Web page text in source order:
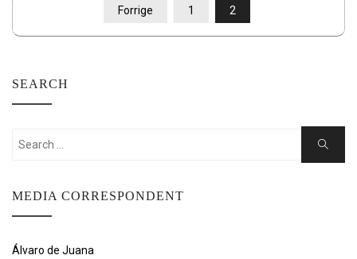
INDLÆGSINDDELING
Forrige 1 2
SEARCH
Search
Search
MEDIA CORRESPONDENT
Álvaro de Juana